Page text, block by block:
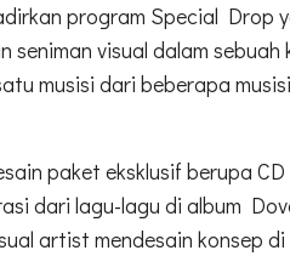
program Special Drop
seniman visual dalam
musisi dari beberapa
paket eksklusif berupa
dari lagu-lagu di album
artist mendesain konsep